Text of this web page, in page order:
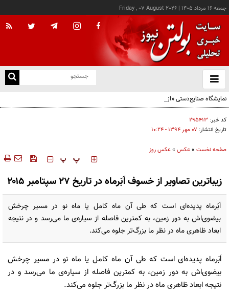
جمعه ۱۶ مرداد ۱۴۰۵ |
Friday , 07 August 2026
باز
و
نمایشگاه صنایع‌دستی «از ریشه تا امروز» - کرج
کد خبر: ۲۹۵۴۱۳
تاریخ انتشار: ۰۷ مهر ۱۳۹۴ - ۱۰:۲۴
صفحه نخست »عکس »عکس روز
‍‍‍ پ پ
زیباترین تصاویر از خسوف اَبَرماه در تاریخ ۲۷ سپتامبر ۲۰۱۵
اَبَرماه پدیده‌ای است که طی آن ماه کامل یا ماه نو در مسیر چرخش
بیضوی‌اش به دور زمین، به کمترین فاصله از سیاره‌ی ما می‌رسد و در نتیجه
ابعاد ظاهری ماه در نظر ما بزرگ‌تر جلوه می‌کند.
اَبَرماه پدیده‌ای است که طی آن ماه کامل یا ماه نو در مسیر چرخش
بیضوی‌اش به دور زمین، به کمترین فاصله از سیاره‌ی ما می‌رسد و در
نتیجه ابعاد ظاهری ماه در نظر ما بزرگ‌تر جلوه می‌کند.